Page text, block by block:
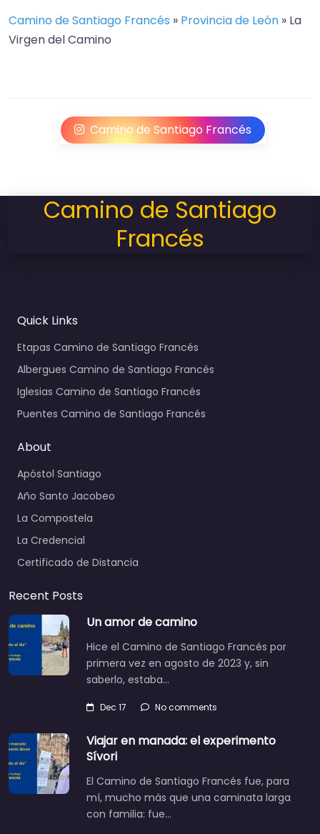
Camino de Santiago Francés » Provincia de León » La
Virgen del Camino
Camino de Santiago Francés
Camino de Santiago
Francés
Quick Links
Etapas Camino de Santiago Francés
Albergues Camino de Santiago Francés
Iglesias Camino de Santiago Francés
Puentes Camino de Santiago Francés
About
Apóstol Santiago
Año Santo Jacobeo
La Compostela
La Credencial
Certificado de Distancia
Recent Posts
Un amor de camino
Hice el Camino de Santiago Francés por
primera vez en agosto de 2023 y, sin
saberlo, estaba…
Dec 17 No comments
Viajar en manada: el experimento
Sívori
El Camino de Santiago Francés fue, para
mí, mucho más que una caminata larga
con familia: fue…